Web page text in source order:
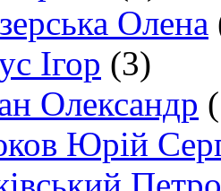
Олена
Ігор (3)
Олександр
Юрій